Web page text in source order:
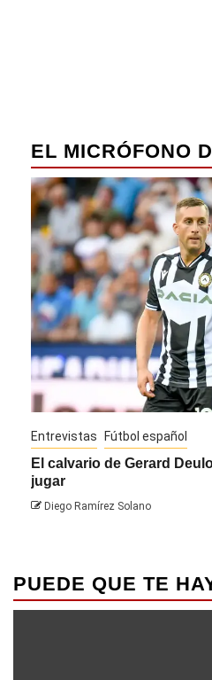
EL MICRÓFONO
Entrevistas Fútbol español
El calvario de Gerard
jugar
Diego Ramírez Solano
PUEDE QUE TE